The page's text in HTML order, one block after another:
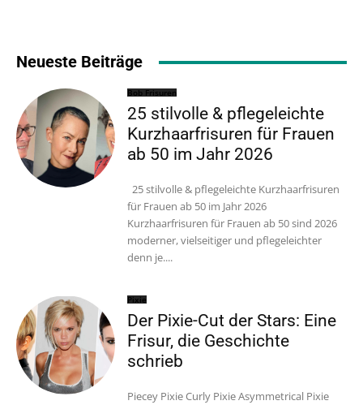
Neueste Beiträge
Bob Frisuren
25 stilvolle & pflegeleichte
Kurzhaarfrisuren für Frauen
ab 50 im Jahr 2026
25 stilvolle & pflegeleichte Kurzhaarfrisuren
für Frauen ab 50 im Jahr 2026
Kurzhaarfrisuren für Frauen ab 50 sind 2026
moderner, vielseitiger und pflegeleichter
denn je....
Pixie
Der Pixie-Cut der Stars: Eine
Frisur, die Geschichte
schrieb
Piecey Pixie Curly Pixie Asymmetrical Pixie